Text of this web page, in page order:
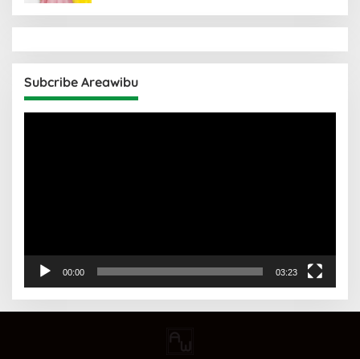
Subcribe Areawibu
00:00 03:23